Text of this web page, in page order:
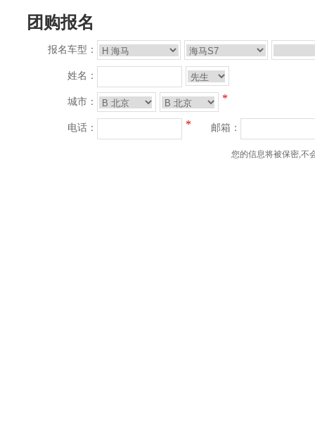
团购报名
报名车型：
姓名：
城市： *
电话： * 邮箱：
您的信息将被保密,不